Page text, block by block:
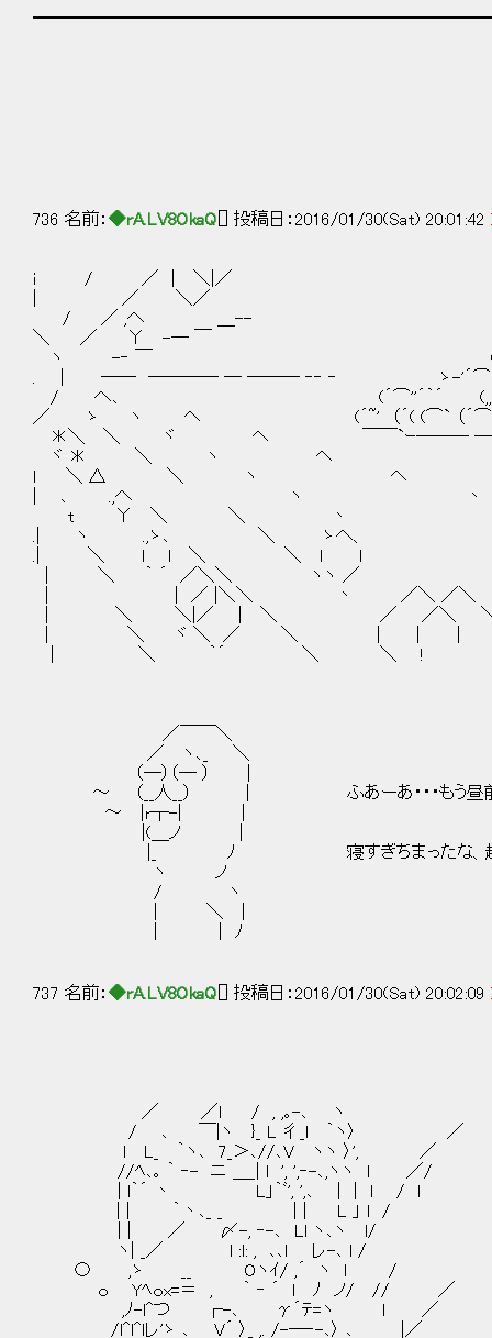
736 名前： ◆rA.LV8OkaQ [] 投稿日：2016/01/30(Sat) 20:01:42
i / ／ | ＼|／
| ／ ＼／
/ ／ ,へ ＿
＼ ／ Υ -─ ￣
ヽ -‐ ￣
. | ── ──── ─ ─── ‐‐ ‐ ゝ-'´⌒´ (
/ へ､ (´⌒''´｀´
／ ゝ ヽ ヘ (´~' （´( (⌒` （
＊＼ ＼ ヾ ヘ ￣￣`ｰ─── ─-
ヾ ＊ ＼ ヽ ヘ
l ＼ △ ＼ ヽ ヘ
| ､ .,へ ヽ 丶
t Υ ＼ ＼ 丶
.| ヽ .,ゝ､ ＼ ゝへ、
.| ＼ l l ＼ ＼ l l
| ＼ ｀ ´ ／＼＼ ヽヽ ／
| | ／ |＼＼ 丶 ／＼ ／＼
| ＼ ＼|／ | ＼ ／ ／＼
| ＼ ヾ ＼ ／ ＼ | | |
| ＼ ｀´ ＼ ＼ !
／￣￣＼
／ ヽ､_ ＼
（─）（─ ） |
～ （__人__） | ふあーあ・・・もう昼前
～ |r┬-| |
|(＿ノ |
|_ ﾉ 寝すぎちまったな、起こさない
ヽ ノ
/ ヽ
| ＼ |
| | ﾉ
737 名前： ◆rA.LV8OkaQ [] 投稿日：2016/01/30(Sat) 20:02:09
／ ／l / , ,｡-､ ヽ
/ ､ ￣|ヽ }_ L 彳_l ｀ヽ〉 ／
l L_ ｀ヽ､ 7_＞､//､V ヽヽ 〉', ／
//ﾍ､｡ ｀ ‐- ニ ＿_| l ', ',‐-､,ヽヽ l ／/
| l｀´ 丶 L」｀ﾞ', ',､ | | l / l
| | ｀丶､_ _ | | L 」 l /
| | ／ 〆-, ‐-､ Ll ヽ､ヽ l/
ヽ| _／ l :l: , ､､l レ-､ l / あら、
〇 ,ゝ __ Oヽｲ/ ,´ ヽ l /
ｏ Yﾍｏx=＝ , ｀ ‐ ´ l ﾉ ノ/ // ／
,ﾉ-l^つ ┌-､ γ´ﾃ=ヽ l ／
/l^l^lレ'ゝ ､ V´ 〉_ ,. /-―‐-､〉 ､ |／ 今起